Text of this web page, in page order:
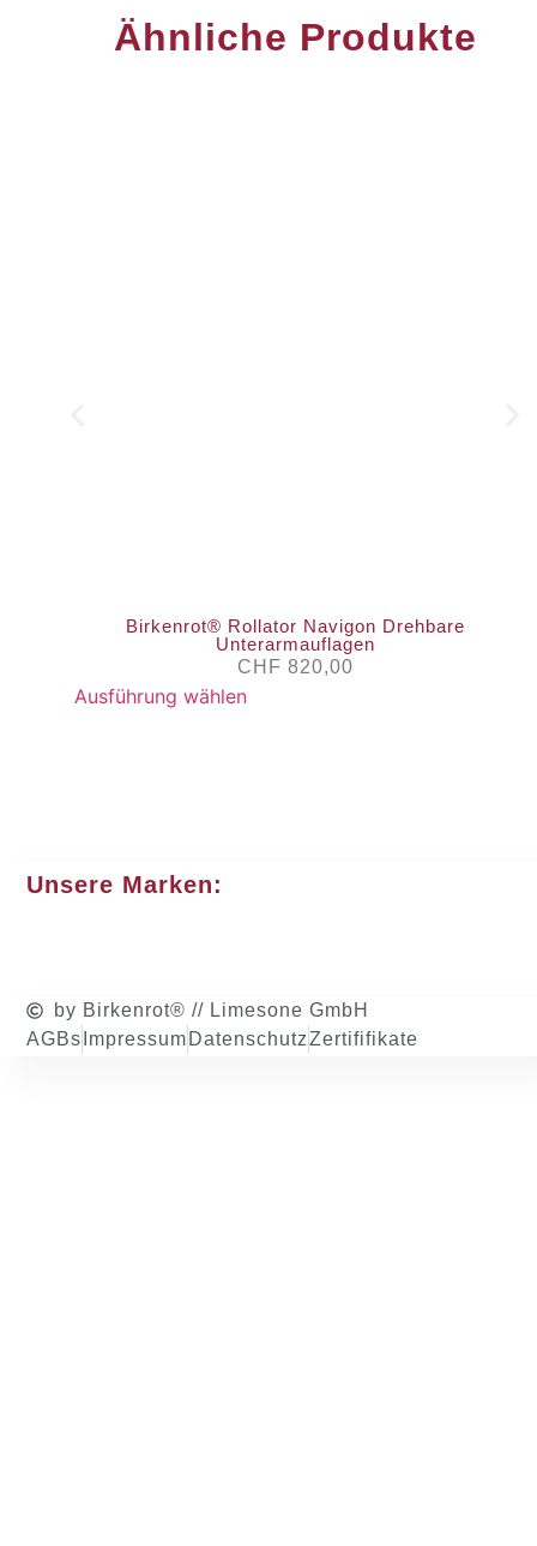
Ähnliche Produkte
​Birkenrot® Rollator Navigon Drehbare
Unterarmauflagen
CHF 820,00
Ausführung wählen
Unsere Marken:
by Birkenrot® // Limesone GmbH
AGBs Impressum DatenschutzZertififikate